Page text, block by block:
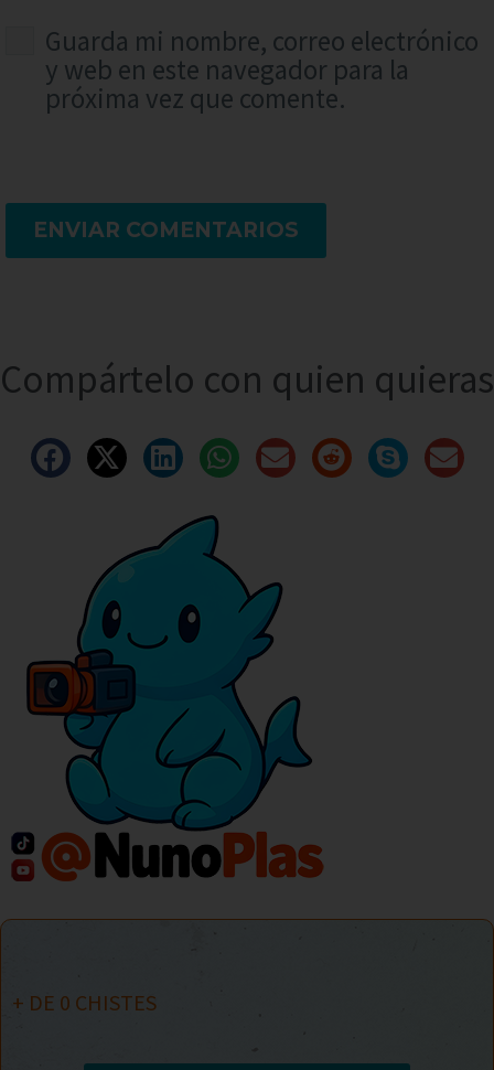
Guarda mi nombre, correo electrónico
y web en este navegador para la
próxima vez que comente.
ENVIAR COMENTARIOS
Compártelo con quien quieras
+ DE 0 CHISTES